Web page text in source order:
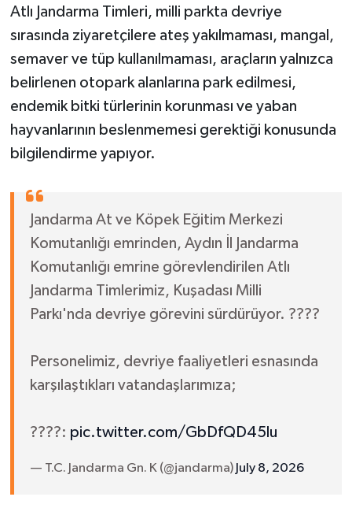
Atlı Jandarma Timleri, milli parkta devriye
sırasında ziyaretçilere ateş yakılmaması, mangal,
semaver ve tüp kullanılmaması, araçların yalnızca
belirlenen otopark alanlarına park edilmesi,
endemik bitki türlerinin korunması ve yaban
hayvanlarının beslenmemesi gerektiği konusunda
bilgilendirme yapıyor.
Jandarma At ve Köpek Eğitim Merkezi
Komutanlığı emrinden, Aydın İl Jandarma
Komutanlığı emrine görevlendirilen Atlı
Jandarma Timlerimiz, Kuşadası Milli
Parkı'nda devriye görevini sürdürüyor. ????
Personelimiz, devriye faaliyetleri esnasında
karşılaştıkları vatandaşlarımıza;
????: pic.twitter.com/GbDfQD45lu
— T.C. Jandarma Gn. K (@jandarma) July 8, 2026